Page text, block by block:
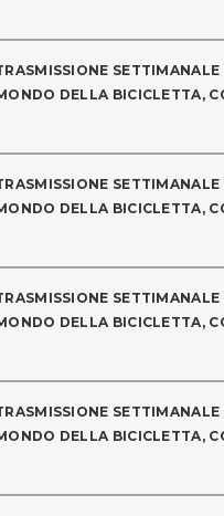
DELLA BICICLETTA,
DELLA BICICLETTA,
DELLA BICICLETTA,
DELLA BICICLETTA,